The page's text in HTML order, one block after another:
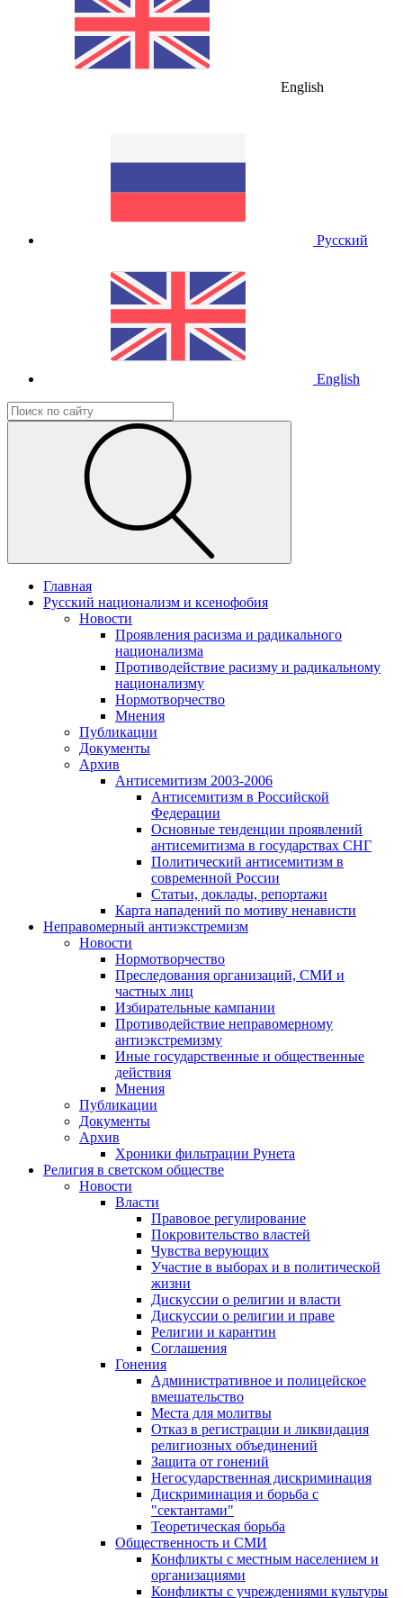
English
Русский
English
Главная
Русский национализм и ксенофобия
Новости
Проявления расизма и радикального
национализма
Противодействие расизму и радикальному
национализму
Нормотворчество
Мнения
Публикации
Документы
Архив
Антисемитизм 2003-2006
Антисемитизм в Российской
Федерации
Основные тенденции проявлений
антисемитизма в государствах СНГ
Политический антисемитизм в
современной России
Статьи, доклады, репортажи
Карта нападений по мотиву ненависти
Неправомерный антиэкстремизм
Новости
Нормотворчество
Преследования организаций, СМИ и
частных лиц
Избирательные кампании
Противодействие неправомерному
антиэкстремизму
Иные государственные и общественные
действия
Мнения
Публикации
Документы
Архив
Хроники фильтрации Рунета
Религия в светском обществе
Новости
Власти
Правовое регулирование
Покровительство властей
Чувства верующих
Участие в выборах и в политической
жизни
Дискуссии о религии и власти
Дискуссии о религии и праве
Религии и карантин
Соглашения
Гонения
Административное и полицейское
вмешательство
Места для молитвы
Отказ в регистрации и ликвидация
религиозных объединений
Защита от гонений
Негосударственная дискриминация
Дискриминация и борьба с
"сектантами"
Теоретическая борьба
Общественность и СМИ
Конфликты с местным населением и
организациями
Конфликты с учреждениями культуры